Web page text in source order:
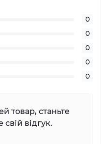
0
0
0
0
0
товар, станьте
відгук.